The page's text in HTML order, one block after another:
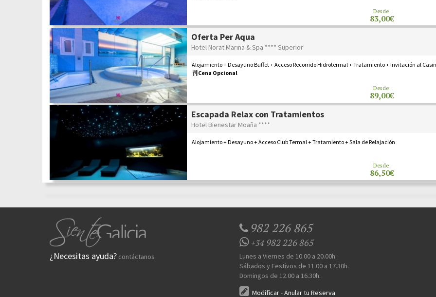
Desde:
83,00€
Oferta Per Aqua
Hotel Norat Marina & Spa **** Superior
Alojamiento + Desayuno Buffet + Acceso Recorrido Hidrotermal + Tratamiento + Invitación al
Cena Opcional
Desde:
89,00€
Escapada Relax con Tratamientos
Hotel Bienestar Moaña ****
Alojamiento + Desayuno + Acceso Club Termal + Tratamiento + Sala de Relajación
Desde:
86,50€
¿Necesitas ayuda? contáctanos
982 226 865
+34982 226 865
Lunes a Viernes de 10.00 a 20.00h.
Sábados y Festivos de 11.00 a 17.30h.
Domingos de 12.00 a 16.30h.
Modificar-Anular tu Reserva